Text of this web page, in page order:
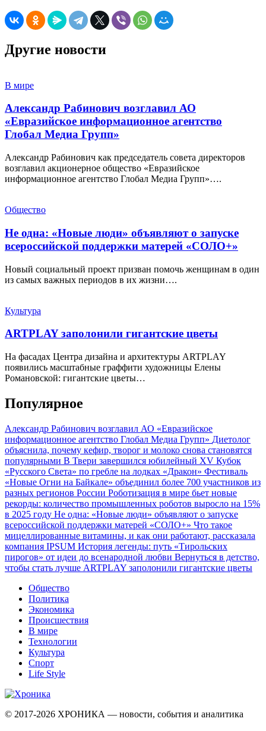
Другие новости
В мире
Александр Рабинович возглавил АО
«Евразийское информационное агентство
Глобал Медиа Групп»
Александр Рабинович как председатель совета директоров
возглавил акционерное общество «Евразийское
информационное агентство Глобал Медиа Групп»….
Общество
Не одна: «Новые люди» объявляют о запуске
всероссийской поддержки матерей «СОЛО+»
Новый социальный проект призван помочь женщинам в один
из самых важных периодов в их жизни….
Культура
ARTPLAY заполонили гигантские цветы
На фасадах Центра дизайна и архитектуры ARTPLAY
появились масштабные граффити художницы Елены
Романовской: гигантские цветы…
Популярное
Александр Рабинович возглавил АО «Евразийское
информационное агентство Глобал Медиа Групп» Диетолог
объяснила, почему кефир, творог и молоко снова становятся
популярными В Твери завершился юбилейный XV Кубок
«Русского Света» по гребле на лодках «Дракон» Фестиваль
«Новые Огни на Байкале» объединил более 700 участников из
разных регионов России Роботизация в мире бьет новые
рекорды: количество промышленных роботов выросло на 15%
в 2025 году Не одна: «Новые люди» объявляют о запуске
всероссийской поддержки матерей «СОЛО+» Что такое
мицеллированные витамины, и как они работают, рассказала
компания IPSUM История легенды: путь «Тирольских
пирогов» от идеи до всенародной любви Вернуться в детство,
чтобы стать лучше ARTPLAY заполонили гигантские цветы
Общество
Политика
Экономика
Происшествия
В мире
Технологии
Культура
Спорт
Life Style
© 2017-2026 ХРОНИКА — новости, события и аналитика